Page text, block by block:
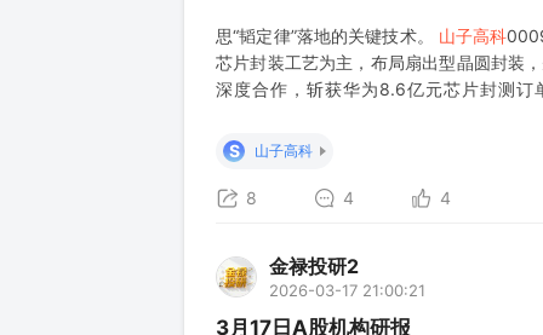
思“韬定律”落地的关键技术。 山子高科
芯片封装工艺为主，布局扇出型晶圆封装
深度合作，斩获华为8.6亿元芯片封测
特别声明:文章内容
S 山子高科
8 4 4
金禄投研2
2026-03-17 21:00:21
3月17日A股机构研报